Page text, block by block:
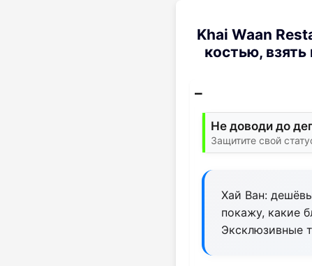
Khai Waan
костью,
Не доводи до
Защитите свой
Хай Ван:
покажу, какие
Эксклюзивные